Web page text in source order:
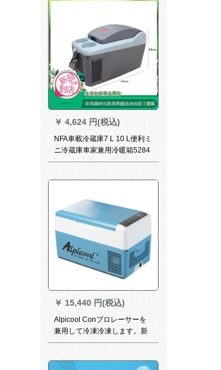
￥ 4,624 円(税込)
NFA車載冷蔵庫7 L 10 L便利ミ
ニ冷蔵庫車家兼用冷暖箱5284
他色車家兼用タピプ
￥ 15,440 円(税込)
Alpicool Conプロレーサーを
兼用して冷凍冷凍します。新
型の小型冷蔵库はマイナー20
+LGコプター+内蔵のリチウム